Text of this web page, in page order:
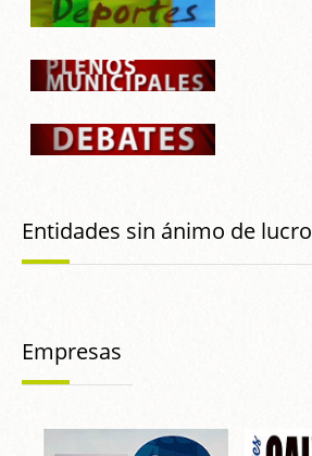
Entidades sin ánimo de lucro
Empresas